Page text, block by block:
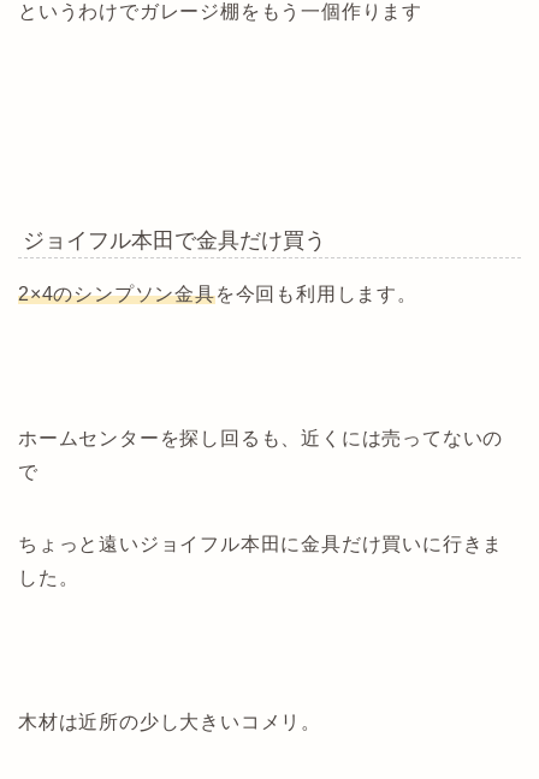
というわけでガレージ棚をもう一個作ります
ジョイフル本田で金具だけ買う
2×4のシンプソン金具を今回も利用します。
ホームセンターを探し回るも、近くには売ってないの
で
ちょっと遠いジョイフル本田に金具だけ買いに行きま
した。
木材は近所の少し大きいコメリ。